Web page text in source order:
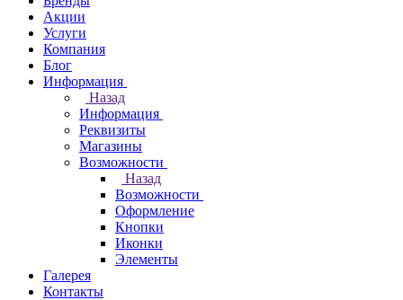
Акции
Услуги
Компания
Блог
Информация
Назад
Информация
Реквизиты
Магазины
Возможности
Назад
Возможности
Оформление
Кнопки
Иконки
Элементы
Галерея
Контакты